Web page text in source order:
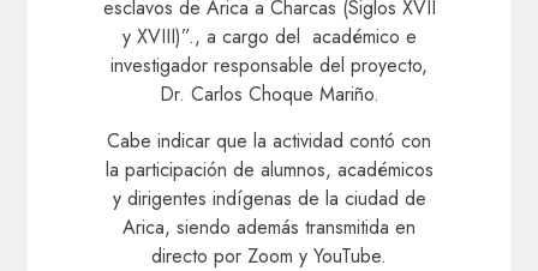
esclavos de Arica a Charcas (Siglos XVII
y XVIII)”., a cargo del académico e
investigador responsable del proyecto,
Dr. Carlos Choque Mariño.
Cabe indicar que la actividad contó con
la participación de alumnos, académicos
y dirigentes indígenas de la ciudad de
Arica, siendo además transmitida en
directo por Zoom y YouTube.